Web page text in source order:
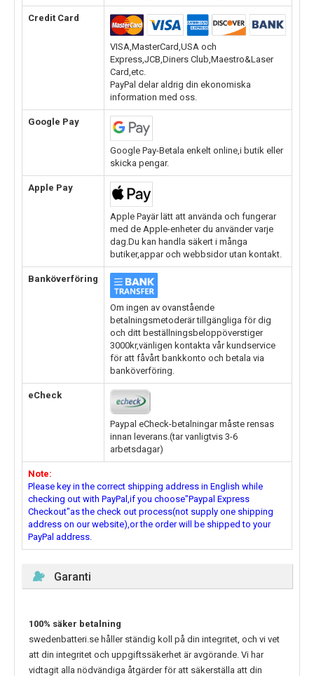
Credit Card
VISA,MasterCard,USA och
Express,JCB,Diners Club,Maestro&Laser
Card,etc.
PayPal delar aldrig din ekonomiska
information med oss.
Google Pay
Google Pay-Betala enkelt online,i butik eller
skicka pengar.
Apple Pay
Apple Payär lätt att använda och fungerar
med de Apple-enheter du använder varje
dag.Du kan handla säkert i många
butiker,appar och webbsidor utan kontakt.
Banköverföring
Om ingen av ovanstående
betalningsmetoderär tillgängliga för dig
och ditt beställningsbeloppöverstiger
3000kr,vänligen kontakta vår kundservice
för att fåvårt bankkonto och betala via
banköverföring.
eCheck
Paypal eCheck-betalningar måste rensas
innan leverans.(tar vanligtvis 3-6
arbetsdagar)
Note:
Please key in the correct shipping address in English while
checking out with PayPal,if you choose"Paypal Express
Checkout"as the check out process(not supply one shipping
address on our website),or the order will be shipped to your
PayPal address.
Garanti
100% säker betalning
swedenbatteri.se håller ständig koll på din integritet, och vi vet
att din integritet och uppgiftssäkerhet är avgörande. Vi har
vidtagit alla nödvändiga åtgärder för att säkerställa att din